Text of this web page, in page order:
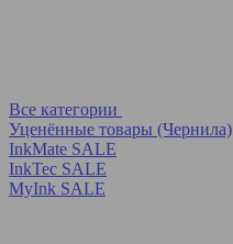
Все категории
Уценённые товары (Чернила)
InkMate SALE
InkTec SALE
MyInk SALE